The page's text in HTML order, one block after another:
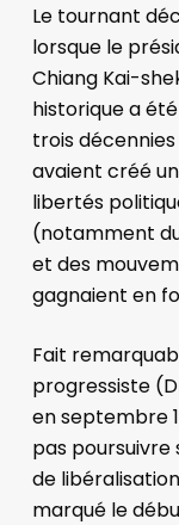
Le tournant
lorsque le
Chiang Kai-
historique a
trois
avaient créé
libertés
(notamment
et des
gagnaient en
Fait
progressiste
en septembre
pas
de
marqué le